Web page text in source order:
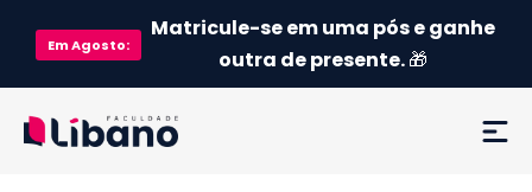
EmAgosto:
Matricule-se em uma pós e ganhe
outra de presente.🎁